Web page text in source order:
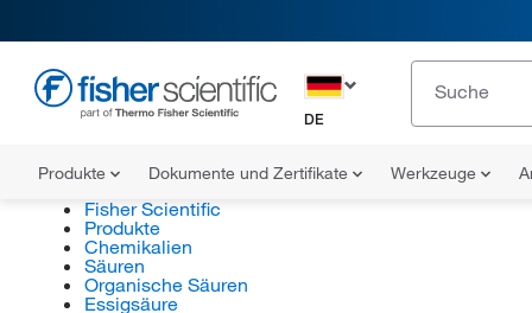
DE
Produkte Dokumente und Zertifikate Werkzeuge
Fisher Scientific
Produkte
Chemikalien
Säuren
Organische Säuren
Essigsäure